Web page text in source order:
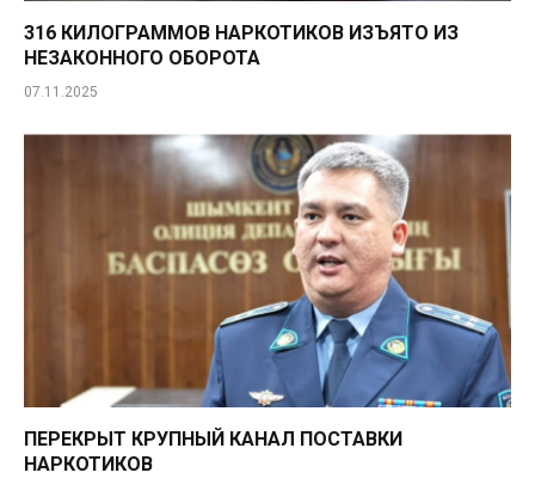
316 КИЛОГРАММОВ НАРКОТИКОВ ИЗЪЯТО ИЗ
НЕЗАКОННОГО ОБОРОТА
07.11.2025
ПЕРЕКРЫТ КРУПНЫЙ КАНАЛ ПОСТАВКИ
НАРКОТИКОВ